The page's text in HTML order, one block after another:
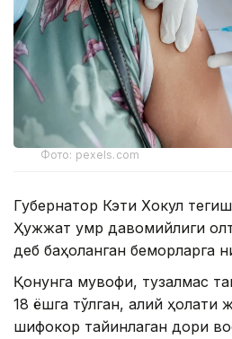
Фото: pexels.com
Губернатор Кэти Хокул
Ҳужжат умр давомийлиги
деб баҳоланган беморларга
Қонунга мувофиқ, тузалмас
18 ёшга тўлган, ақлий ҳолати
шифокор тайинлаган дори